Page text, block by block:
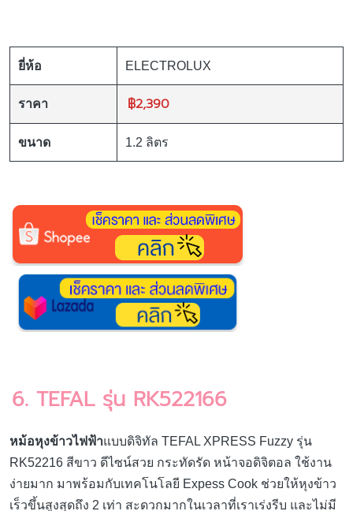
ยี่ห้อ ELECTROLUX
ราคา ฿2,390
ขนาด 1.2 ลิตร
6. TEFAL รุ่น RK522166
หม้อหุงข้าวไฟฟ้าแบบดิจิทัล TEFAL XPRESS Fuzzy รุ่น
RK52216 สีขาว ดีไซน์สวย กระทัดรัด หน้าจอดิจิตอล ใช้งาน
ง่ายมาก มาพร้อมกับเทคโนโลยี Expess Cook ช่วยให้หุงข้าว
เร็วขึ้นสูงสุดถึง 2 เท่า สะดวกมากในเวลาที่เราเร่งรีบ และไม่มี